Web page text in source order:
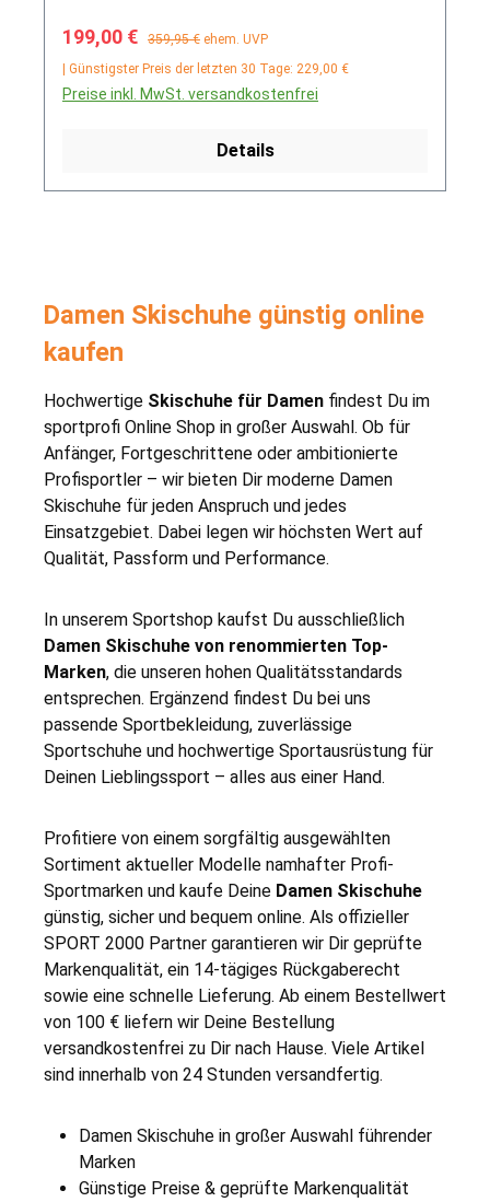
Verkaufspreis:
199,00 € Regulärer Preis:
359,95 € ehem. UVP
| Günstigster Preis der letzten 30 Tage: 229,00 €
Preise inkl. MwSt. versandkostenfrei
Details
Damen Skischuhe günstig online
kaufen
Hochwertige Skischuhe für Damen findest Du im
sportprofi Online Shop in großer Auswahl. Ob für
Anfänger, Fortgeschrittene oder ambitionierte
Profisportler – wir bieten Dir moderne Damen
Skischuhe für jeden Anspruch und jedes
Einsatzgebiet. Dabei legen wir höchsten Wert auf
Qualität, Passform und Performance.
In unserem Sportshop kaufst Du ausschließlich
Damen Skischuhe von renommierten Top-
Marken, die unseren hohen Qualitätsstandards
entsprechen. Ergänzend findest Du bei uns
passende Sportbekleidung, zuverlässige
Sportschuhe und hochwertige Sportausrüstung für
Deinen Lieblingssport – alles aus einer Hand.
Profitiere von einem sorgfältig ausgewählten
Sortiment aktueller Modelle namhafter Profi-
Sportmarken und kaufe Deine Damen Skischuhe
günstig, sicher und bequem online. Als offizieller
SPORT 2000 Partner garantieren wir Dir geprüfte
Markenqualität, ein 14-tägiges Rückgaberecht
sowie eine schnelle Lieferung. Ab einem Bestellwert
von 100 € liefern wir Deine Bestellung
versandkostenfrei zu Dir nach Hause. Viele Artikel
sind innerhalb von 24 Stunden versandfertig.
Damen Skischuhe in großer Auswahl führender
Marken
Günstige Preise & geprüfte Markenqualität